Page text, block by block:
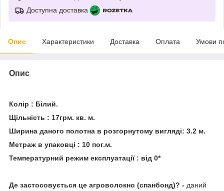
Доступна доставка
Опис Характеристики Доставка Оплата Умови
Опис
Колір : Білий.
Щільність : 17грм. кв. м.
Ширина даного полотна в розгорнутому вигляді: 3.2 м.
Метраж в упаковці : 10 пог.м.
Температурний режим експлуатації : від 0*
Де застосовується це агроволокно (спанбонд)? - даний